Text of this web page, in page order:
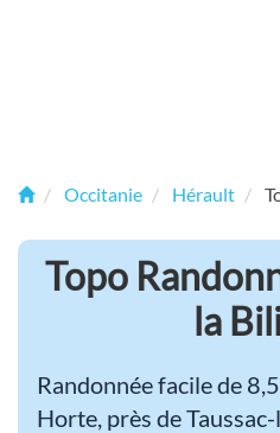
Occitanie Hérault
Topo
la
Randonnée facile de
Horte, près de